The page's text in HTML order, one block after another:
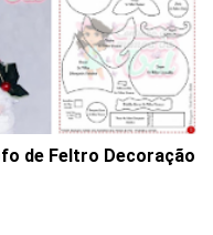
de Feltro Decoração